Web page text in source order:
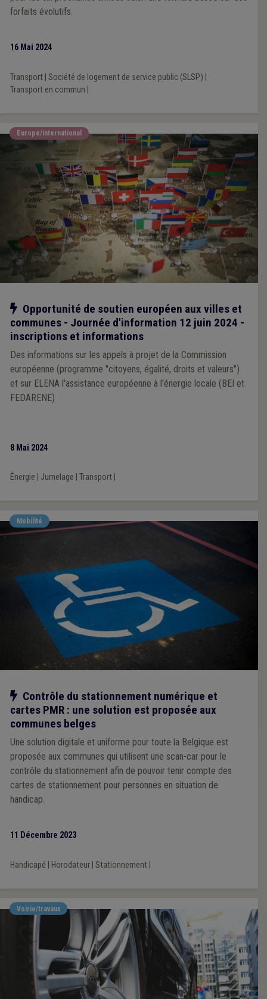
forfaits évolutifs.
16 Mai 2024
Transport| Société de logement de service public (SLSP)
Transport en commun
Europe/international
Notre action
Opportunité de soutien européen aux villes et
communes - Journée d'information 12 juin 2024 -
inscriptions et informations
Des informations sur les appels à projet de la Commission
européenne (programme "citoyens, égalité, droits et valeurs")
et sur ELENA l'assistance européenne à l'énergie locale (BEI et
FEDARENE)
8 Mai 2024
Énergie Jumelage Transport|
Mobilité
Notre action
Contrôle du stationnement numérique et
cartes PMR : une solution est proposée aux
communes belges
Une solution digitale et uniforme pour toute la Belgique est
proposée aux communes qui utilisent une scan-car pour le
contrôle du stationnement afin de pouvoir tenir compte des
cartes de stationnement pour personnes en situation de
handicap.
11 Décembre 2023
Handicapé Horodateur| Stationnement|
Voirie/travaux